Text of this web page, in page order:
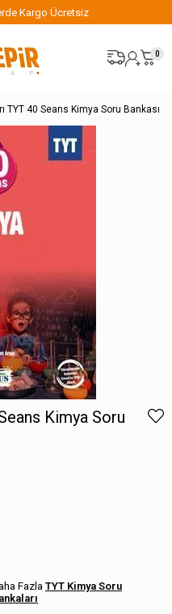
Kargo Ücretsiz
0
TYT 40 Seans Kimya Soru Bankası
Kimya Soru
TYT Kimya Soru